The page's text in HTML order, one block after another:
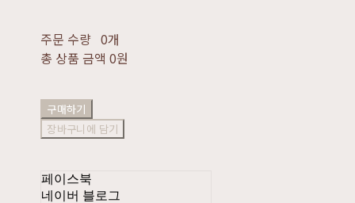
주문 수량 0개
총 상품 금액 0원
구매하기
장바구니에 담기
페이스북
네이버 블로그